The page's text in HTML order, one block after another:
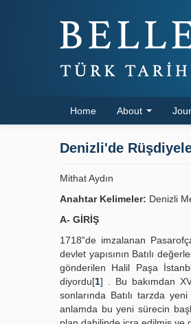
Home About
Denizli'de
Mithat Aydın
Anahtar Kelimeler: Denizli
A- GİRİŞ
1718‟de imzalanan
devlet yapısının Batılı
gönderilen Halil Paşa
diyordu[1] . Bu bakımdan
sonlarında Batılı tarzda
anlamda bu yeni sürecin